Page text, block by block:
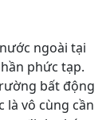
ngoài tại
phức tạp.
bất động
là vô cùng cần